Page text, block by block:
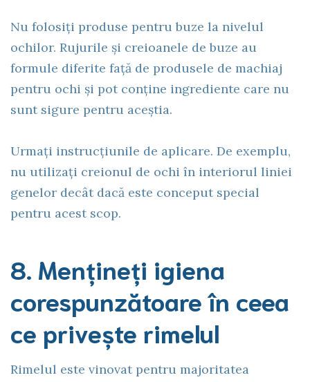
Nu folosiți produse pentru buze la nivelul
ochilor. Rujurile și creioanele de buze au
formule diferite față de produsele de machiaj
pentru ochi și pot conține ingrediente care nu
sunt sigure pentru aceștia.
Urmați instrucțiunile de aplicare. De exemplu,
nu utilizați creionul de ochi în interiorul liniei
genelor decât dacă este conceput special
pentru acest scop.
8. Mențineți igiena
corespunzătoare în ceea
ce privește rimelul
Rimelul este vinovat pentru majoritatea